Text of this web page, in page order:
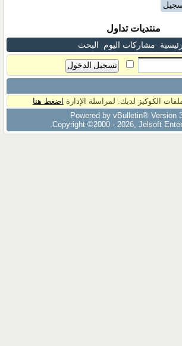
منتديات تداول
مشاركات اليوم البحث
الكوكيز لديك. لمراسلة الإدارة اضغط هنا
Powered by vBulletin® Version
Copyright ©2000 - 2026, Jelsoft